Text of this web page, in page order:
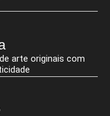
arte originais com